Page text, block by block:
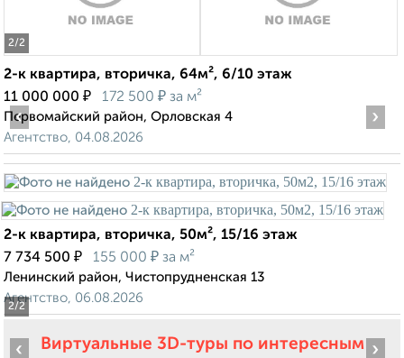
2/2
2-к квартира, вторичка, 64м², 6/10 этаж
11 000 000 ₽ 172 500 ₽ за м²
Первомайский район, Орловская 4
Агентство, 04.08.2026
2/2
‹ ›
2-к квартира, вторичка, 50м², 15/16 этаж
7 734 500 ₽ 155 000 ₽ за м²
Ленинский район, Чистопрудненская 13
Агентство, 06.08.2026
Виртуальные 3D-туры по интересным
‹ ›